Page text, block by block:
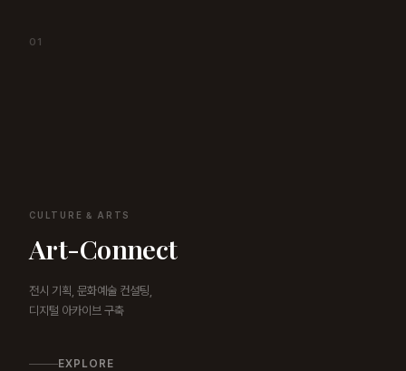
01
CULTURE & ARTS
Art-Connect
전시 기획, 문화예술 컨설팅,
디지털 아카이브 구축
EXPLORE